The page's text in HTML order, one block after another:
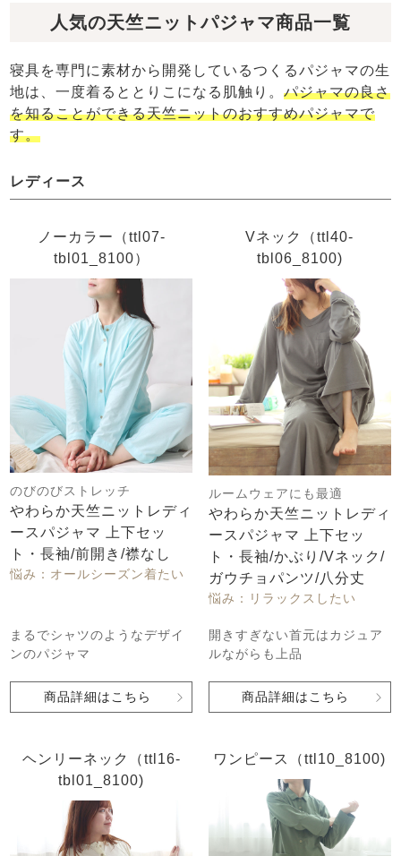
売れ筋ランキング
- Item Ranking -
新着商品
- New Arrival -
すべての季節のパジャマ一覧はこちら
ズ
パジャマ
ガールズ前開
ガールズかぶ
ボーイズ長袖
ボーイズ半袖
ボーイズ前開
き
ボーイズかぶ
り
ガールズ
上着
単品
ガールズ
ン単品
ボーイズ上着
単品
ボーイズ ズボ
ン単品
- Item Ranking -
- New Arrival -
すべてのデザインのパジャマ一覧はこちら
人気の天竺ニットパジャマ商品一覧
寝具を専門に素材から開発しているつくるパジャマの生
地は、一度着るととりこになる肌触り。パジャマの良さ
を知ることができる天竺ニットのおすすめパジャマで
す。
レディース
ノーカラー（ttl07-
tbl01_8100）
のびのびストレッチ
やわらか天竺ニットレディ
ースパジャマ 上下セッ
ト・長袖/前開き/襟なし
悩み：オールシーズン着たい
まるでシャツのようなデザイ
ンのパジャマ
商品詳細はこちら
Vネック（ttl40-
tbl06_8100)
ルームウェアにも最適
やわらか天竺ニットレディ
ースパジャマ 上下セッ
ト・長袖/かぶり/Vネック/
ガウチョパンツ/八分丈
悩み：リラックスしたい
開きすぎない首元はカジュア
ルながらも上品
商品詳細はこちら
ヘンリーネック（ttl16-
tbl01_8100)
ワンピース（ttl10_8100)